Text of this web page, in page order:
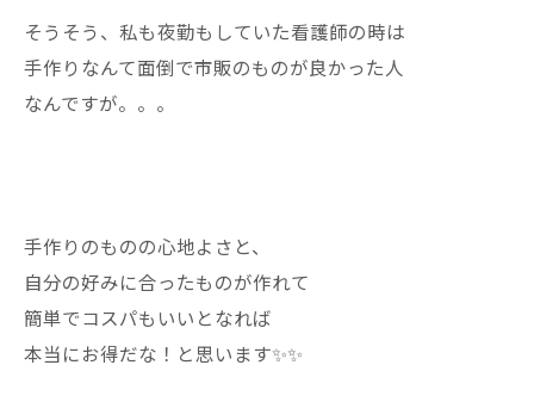
そうそう、私も夜勤もしていた看護師の時は
手作りなんて面倒で市販のものが良かった人
なんですが。。。
手作りのものの心地よさと、
自分の好みに合ったものが作れて
簡単でコスパもいいとなれば
本当にお得だな！と思います✨✨